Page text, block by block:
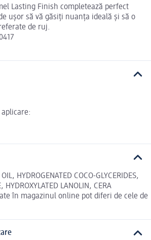
Lasting Finish completează perfect
ușor să vă găsiți nuanța ideală și să o
de ruj.
HYDROGENATED COCO-GLYCERIDES,
HYDROXYLATED LANOLIN, CERA
în magazinul online pot diferi de cele de